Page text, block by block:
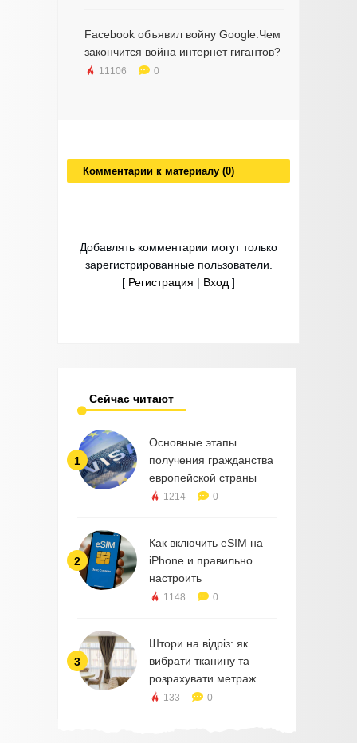
Facebook объявил войну Google.Чем
закончится война интернет гигантов?
11106 0
Комментарии к материалу (0)
Добавлять комментарии могут только
зарегистрированные пользователи.
[ Регистрация | Вход ]
Сейчас читают
1
Основные этапы
получения гражданства
европейской страны
1214 0
2
Как включить eSIM на
iPhone и правильно
настроить
1148 0
3
Штори на відріз: як
вибрати тканину та
розрахувати метраж
133 0